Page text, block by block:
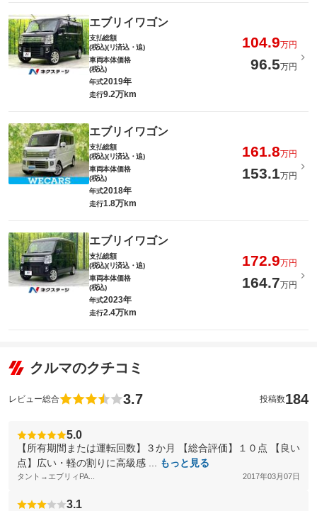
エブリイワゴン
支払総額
(税込)(リ済込・追)
104.9万円
車両本体価格
(税込)
96.5万円
年式2019年
走行9.2万km
エブリイワゴン
支払総額
(税込)(リ済込・追)
161.8万円
車両本体価格
(税込)
153.1万円
年式2018年
走行1.8万km
エブリイワゴン
支払総額
(税込)(リ済込・追)
172.9万円
車両本体価格
(税込)
164.7万円
年式2023年
走行2.4万km
クルマのクチコミ
レビュー総合 3.7 投稿数184
5.0
【所有期間または運転回数】３か月 【総合評価】１０点 【良い
点】広い・軽の割りに高級感 ...
もっと見る
タント→エブリィPA... 2017年03月07日
3.1